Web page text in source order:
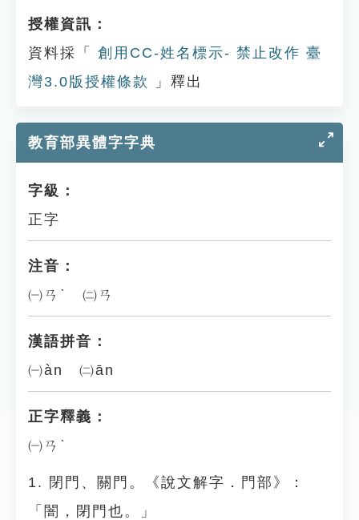
授權資訊：
資料採「
創用CC-姓名標示- 禁止改作 臺
灣3.0版授權條款
」釋出
教育部異體字字典
字級：
正字
注音：
㈠ㄢˋ ㈡ㄢ
漢語拼音：
㈠àn ㈡ān
正字釋義：
㈠ㄢˋ
1. 閉門、關門。《說文解字．門部》：
「闇，閉門也。」